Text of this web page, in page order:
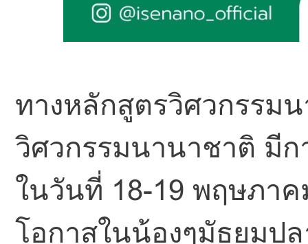
ทางหลักสูตรวิศวกรรม
วิศวกรรมนานาชาติ มีก
ในวันที่ 18-19 พฤษภา
โอกาสในน้องๆมัธยมป